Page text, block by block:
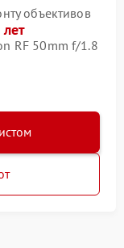
объективов
RF 50mm f/1.8